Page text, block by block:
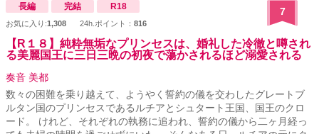
長編 完結 R18
お気に入り:1,308 24h.ポイント： 816
7
【R１８】純粋無垢なプリンセスは、婚礼した冷徹と噂され
る美麗国王に三日三晩の初夜で蕩かされるほど溺愛される
奏音 美都
数々の困難を乗り越えて、ようやく誓約の儀を交わしたグレートブ
ルタン国のプリンセスであるルチアとシュタート王国、国王のクロ
ード。 けれど、それぞれの執務に追われ、誓約の儀から二ヶ月経っ